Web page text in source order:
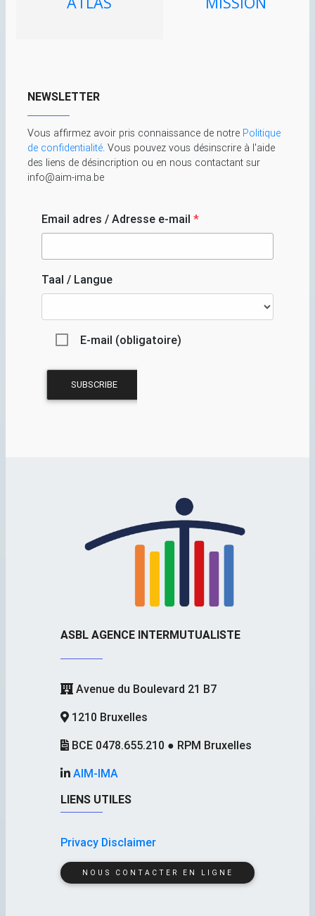
NEWSLETTER
Vous affirmez avoir pris connaissance de notre Politique
de confidentialité. Vous pouvez vous désinscrire à l'aide
des liens de désincription ou en nous contactant sur
info@aim-ima.be
Email adres / Adresse e-mail *
Taal / Langue
E-mail (obligatoire)
ASBL AGENCE INTERMUTUALISTE
Avenue du Boulevard 21 B7
1210 Bruxelles
BCE 0478.655.210 ● RPM Bruxelles
AIM-IMA
LIENS UTILES
Privacy Disclaimer
NOUS CONTACTER EN LIGNE